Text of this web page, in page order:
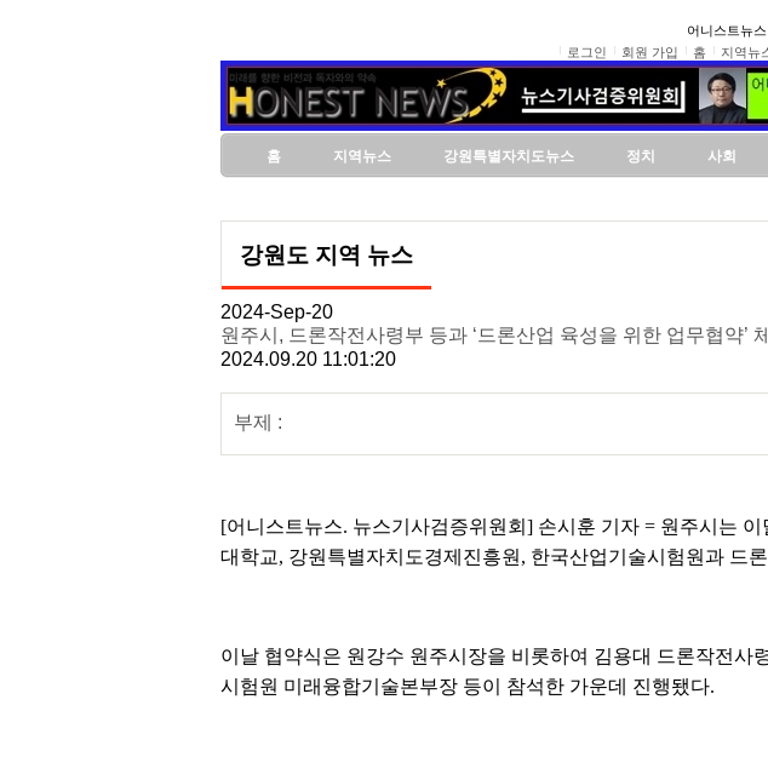
어니스트뉴
로그인
회원 가입 홈 지역뉴
홈 지역뉴스 강원특별자치도뉴스 정치 사회
강원도 지역 뉴스
2024-Sep-20
원주시, 드론작전사령부 등과 ‘드론산업 육성을 위한 업무협약’
2024.09.20 11:01:20
부제 :
[어니스트뉴스. 뉴스기사검증위원회] 손시훈 기자 = 원주시는
대학교, 강원특별자치도경제진흥원, 한국산업기술시험원과 드
이날 협약식은 원강수 원주시장을 비롯하여 김용대 드론작전
시험원 미래융합기술본부장 등이 참석한 가운데 진행됐다.